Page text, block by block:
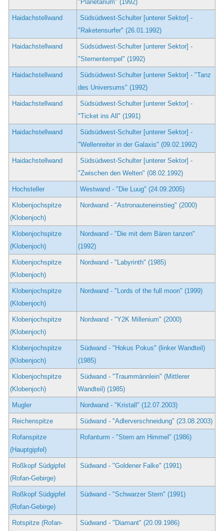
"Planetarium" (1992)
Haidachstellwand
Südsüdwest-Schulter [unterer Sektor] -
"Raketensurfer" (26.01.1992)
Haidachstellwand
Südsüdwest-Schulter [unterer Sektor] -
"Sternentempel" (1992)
Haidachstellwand
Südsüdwest-Schulter [unterer Sektor] - "Tanz
des Universums" (1992)
Haidachstellwand
Südsüdwest-Schulter [unterer Sektor] -
"Ticket ins All" (1991)
Haidachstellwand
Südsüdwest-Schulter [unterer Sektor] -
"Wellenreiter in der Galaxis" (09.02.1992)
Haidachstellwand
Südsüdwest-Schulter [unterer Sektor] -
"Zwischen den Welten" (08.02.1992)
Hochsteller Westwand - "Die Luug" (24.09.2005)
Klobenjochspitze
(Klobenjoch)
Nordwand - "Astronauteneinstieg" (2000)
Klobenjochspitze
(Klobenjoch)
Nordwand - "Die mit dem Bären tanzen"
(1992)
Klobenjochspitze
(Klobenjoch)
Nordwand - "Labyrinth" (1985)
Klobenjochspitze
(Klobenjoch)
Nordwand - "Lords of the full moon" (1999)
Klobenjochspitze
(Klobenjoch)
Nordwand - "Y2K Millenium" (2000)
Klobenjochspitze
(Klobenjoch)
Südwand - "Hokus Pokus" (linker Wandteil)
(1985)
Klobenjochspitze
(Klobenjoch)
Südwand - "Traummännlein" (Mittlerer
Wandteil) (1985)
Mugler Nordwand - "Kristall" (12.07.2003)
Reichenspitze Südwand - "Adlerverschneidung" (23.08.2003)
Rofanspitze
(Hauptgipfel)
Rofanturm - "Stern am Himmel" (1986)
Roßkopf Südgipfel
(Rofan-Gebirge)
Südwand - "Goldener Falke" (1991)
Roßkopf Südgipfel
(Rofan-Gebirge)
Südwand - "Schwarzer Stern" (1991)
Rotspitze (Rofan-
Südwand - "Diamant" (20.09.1986)